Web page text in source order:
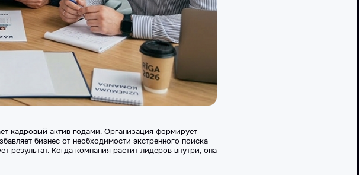
кадровый актив годами. Организация формирует
бизнес от необходимости экстренного поиска
результат. Когда компания растит лидеров внутри, она